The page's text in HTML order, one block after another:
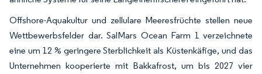
Offshore-Aquakultur und zellulare Meeresfrüchte stellen neue
Wettbewerbsfelder dar. SalMars Ocean Farm 1 verzeichnete
eine um 12 % geringere Sterblichkeit als Küstenkäfige, und das
Unternehmen kooperierte mit Bakkafrost, um bis 2027 vier